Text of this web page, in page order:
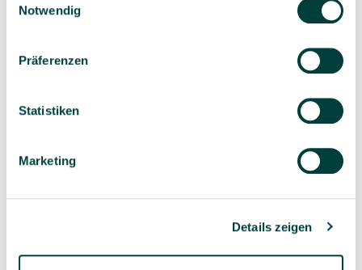
schutz­erklärung
Notwendig
Präferenzen
Statistiken
Marketing
Details zeigen
1-3 Werktage Lieferzeit
bei Versand aus dem
eigenen Lager
Ähnliche Artikel
Neuheit